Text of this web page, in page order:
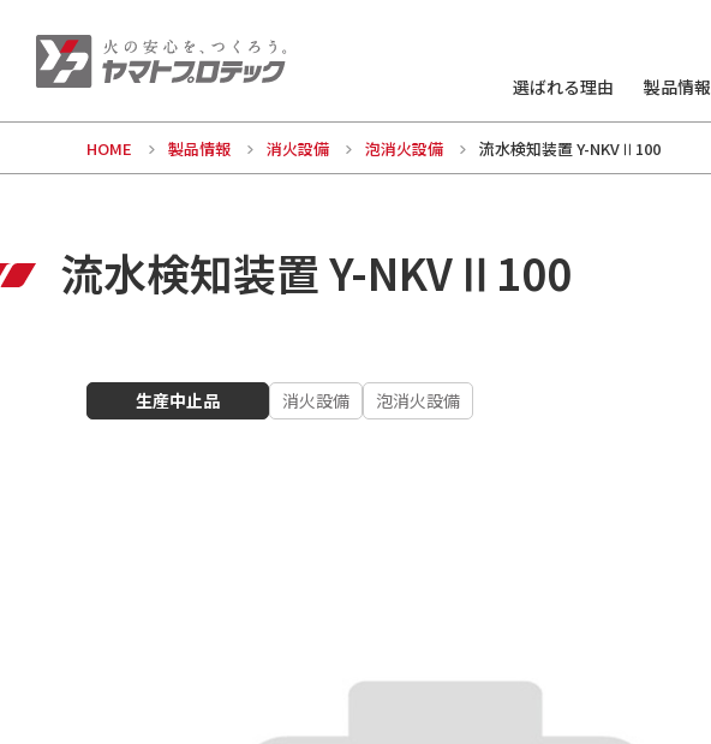
選ばれる理由 製品情報
流水検知装置 Y-NKVⅡ100
HOME 製品情報 消火設備 泡消火設備 流水検知装置 Y-NKVⅡ100
生産中止品 消火設備 泡消火設備